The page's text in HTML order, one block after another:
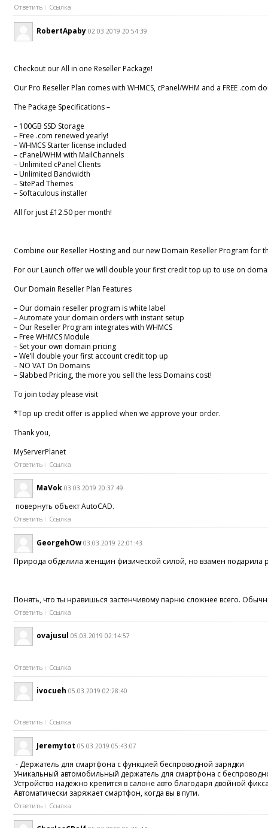
Ответить Ссылка
RobertApaby 02.03.2019 20:54:39
Checkout our All in one Reseller Package!
Our Pro Reseller Plan comes with WHMCS, cPanel/WHM and a FREE .com
The Package Specifications –
– 100GB SSD Storage
– Free .com renewed yearly!
– WHMCS Starter license included
– cPanel/WHM with MailChannels
– Unlimited cPanel Clients
– Unlimited Bandwidth
– SitePad Themes
– Softaculous installer
All for just £12.50 per month!
Combine our Reseller Hosting and our new Domain Reseller Program for
For our Launch offer we will double your first credit top up to use on
Our Domain Reseller Plan Features
– Our domain reseller program is white label
– Automate your domain orders with instant setup
– Our Reseller Program integrates with WHMCS
– Free WHMCS Module
– Set your own domain pricing
– We’ll double your first account credit top up
– NO VAT On Domains
– Slabbed Pricing, the more you sell the less Domains cost!
To join today please visit
*Top up credit offer is applied when we approve your order.
Thank you,
MyServerPlanet
Ответить Ссылка
MaVok 03.03.2019 20:37:49
повернуть объект AutoCAD.
Ответить Ссылка
GeorgehOw 03.03.2019 22:01:43
Природа обделила женщин физической силой, но взамен подарила
Понять, что ты нравишься застенчивому парню сложнее всего.
Ответить Ссылка
ovajusul 05.03.2019 02:14:57
Ответить Ссылка
ivocueh 05.03.2019 02:28:40
Ответить Ссылка
Jeremytot 05.03.2019 05:43:07
- Держатель для смартфона с функцией беспроводной зарядки
Уникальный автомобильный держатель для смартфона с
Устройство надежно крепится в салоне авто благодаря двойной
Автоматически заряжает смартфон, когда вы в пути.
Ответить Ссылка